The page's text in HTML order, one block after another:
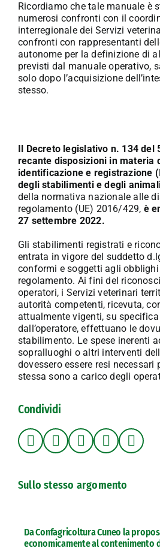
Ricordiamo che tale manuale è
numerosi confronti con il
interregionale dei Servizi
confronti con rappresentanti
autonome per la definizione di
previsti dal manuale operativo,
solo dopo l’acquisizione
stesso.
Il Decreto legislativo n. 134 del
recante disposizioni in materia
identificazione e registrazione
degli stabilimenti e degli
della normativa nazionale alle
regolamento (UE) 2016/429, è
27 settembre 2022.
Gli stabilimenti registrati e
entrata in vigore del suddetto
conformi e soggetti agli
regolamento. Ai fini del
operatori, i Servizi veterinari
autorità competenti, ricevuta,
attualmente vigenti, su
dall’operatore, effettuano le
stabilimento. Le spese inerenti
sopralluoghi o altri interventi
dovessero essere resi necessari
stessa sono a carico degli
Condividi
Sullo stesso argomento
Da Confagricoltura Cuneo la
economicamente al contenimento